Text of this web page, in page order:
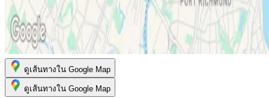
ดูเส้นทางใน Google Map
ดูเส้นทางใน Google Map